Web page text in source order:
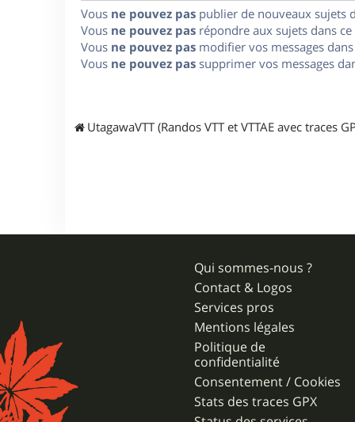
Vous ne pouvez pas publier de nouveaux sujets
Vous ne pouvez pas répondre aux sujets dans
Vous ne pouvez pas modifier vos messages
Vous ne pouvez pas supprimer vos messages
UtagawaVTT (Randos VTT et VTTAE avec traces
Qui sommes-nous ?
Contact & Logos
Services pros
Mentions légales
Politique de
confidentialité
Consentement / Cookies
Stats des traces GPX